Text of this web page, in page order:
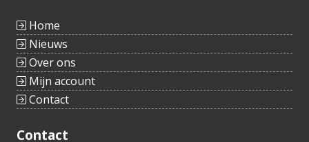
Home
Nieuws
Over ons
Mijn account
Contact
Contact